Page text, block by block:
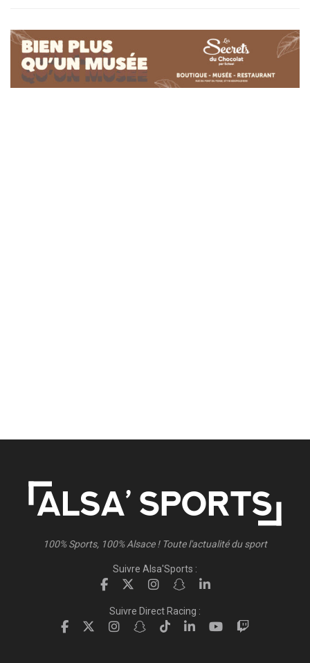
100% Sports, 100% Alsace ! Toute l'actualité du sport
Suivre Alsa'Sports :
Suivre Direct Racing :